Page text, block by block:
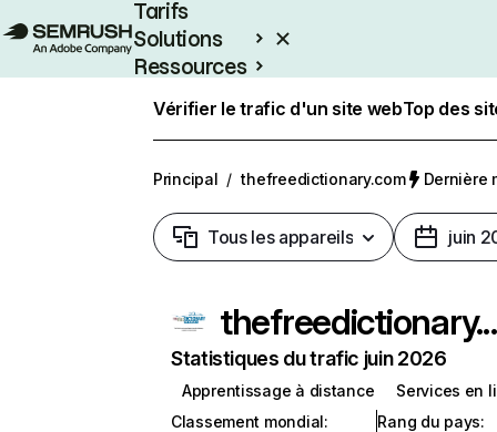
Tarifs
Solutions
Ressources
Vérifier le trafic d'un site webTop des
Principal / thefreedictionary.com Dernière
Tous les appareils juin
Statistiques du trafic juin 2026
Apprentissage à distance
Services en
Classement mondial:
Rang du pays: